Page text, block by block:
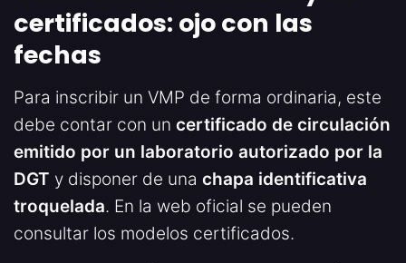
certificados: ojo con las
fechas
Para inscribir un VMP de forma ordinaria, este
debe contar con un certificado de circulación
emitido por un laboratorio autorizado por la
DGT y disponer de una chapa identificativa
troquelada. En la web oficial se pueden
consultar los modelos certificados.